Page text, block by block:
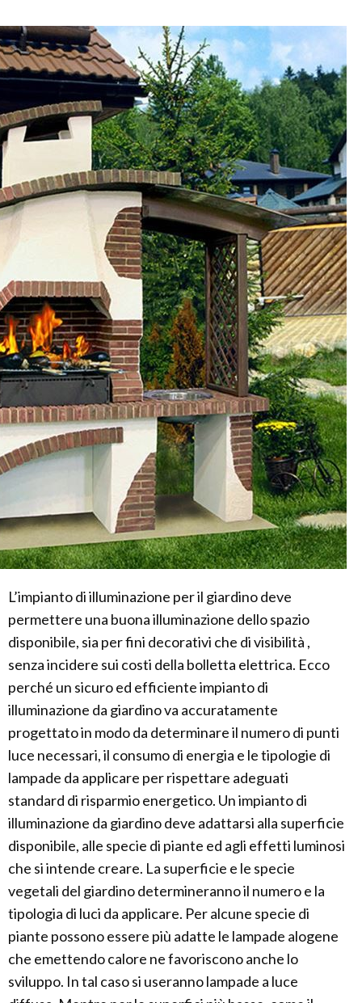
L’impianto di illuminazione per il giardino deve
permettere una buona illuminazione dello spazio
disponibile, sia per fini decorativi che di visibilità ,
senza incidere sui costi della bolletta elettrica. Ecco
perché un sicuro ed efficiente impianto di
illuminazione da giardino va accuratamente
progettato in modo da determinare il numero di punti
luce necessari, il consumo di energia e le tipologie di
lampade da applicare per rispettare adeguati
standard di risparmio energetico. Un impianto di
illuminazione da giardino deve adattarsi alla superficie
disponibile, alle specie di piante ed agli effetti luminosi
che si intende creare. La superficie e le specie
vegetali del giardino determineranno il numero e la
tipologia di luci da applicare. Per alcune specie di
piante possono essere più adatte le lampade alogene
che emettendo calore ne favoriscono anche lo
sviluppo. In tal caso si useranno lampade a luce